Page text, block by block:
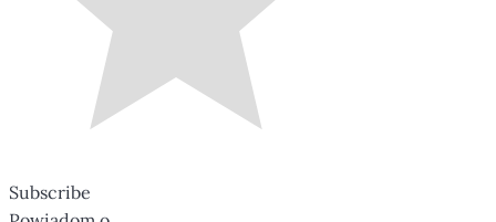
Subscribe